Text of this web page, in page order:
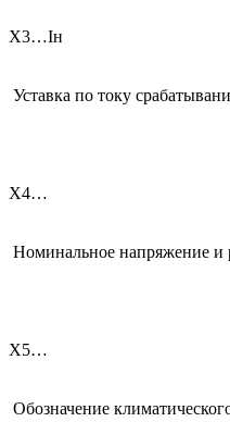
Х3…Iн
Уставка по току
Х4…
Номинальное напряжение и
Х5…
Обозначение